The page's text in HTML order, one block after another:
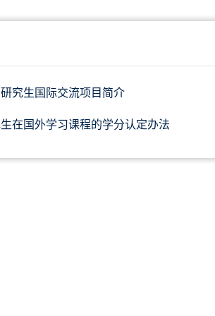
究生国际交流项目简介
在国外学习课程的学分认定办法